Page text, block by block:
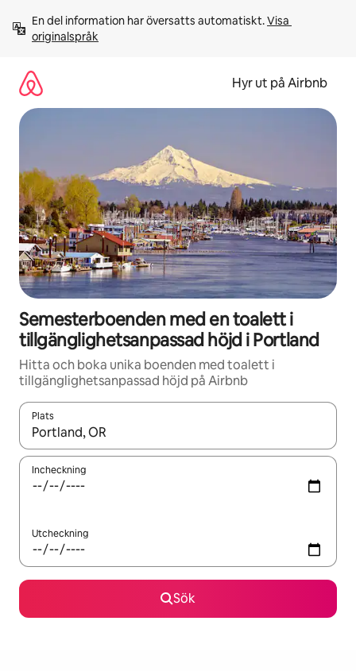
innehåll
En del information har översatts automatiskt. Visa
originalspråk
Hyr ut på Airbnb
Semesterboenden med en toalett i
tillgänglighetsanpassad höjd i Portland
Hitta och boka unika boenden med toalett i
tillgänglighetsanpassad höjd på Airbnb
Plats
När resultaten är tillgängliga kan du navigera med upp- och
Incheckning
Utcheckning
Sök